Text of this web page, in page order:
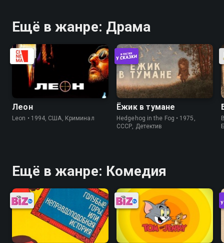
Ещё в жанре: Драма
Леон
Leon • 1994, США, Криминал
Ёжик в тумане
Hedgehog in the Fog • 1975,
СССР, Детектив
Ещё в жанре: Комедия